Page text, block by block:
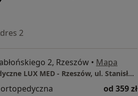
2
2, Rzeszów • Mapa
Centrum Medyczne LUX MED - Rzeszów, ul. Stanisława Jabłońskiego 2
od 359 zł